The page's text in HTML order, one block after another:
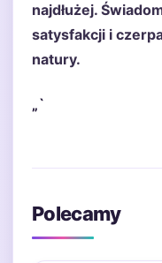
najdłużej.
satysfakcji i
natury.
„`
Polecamy